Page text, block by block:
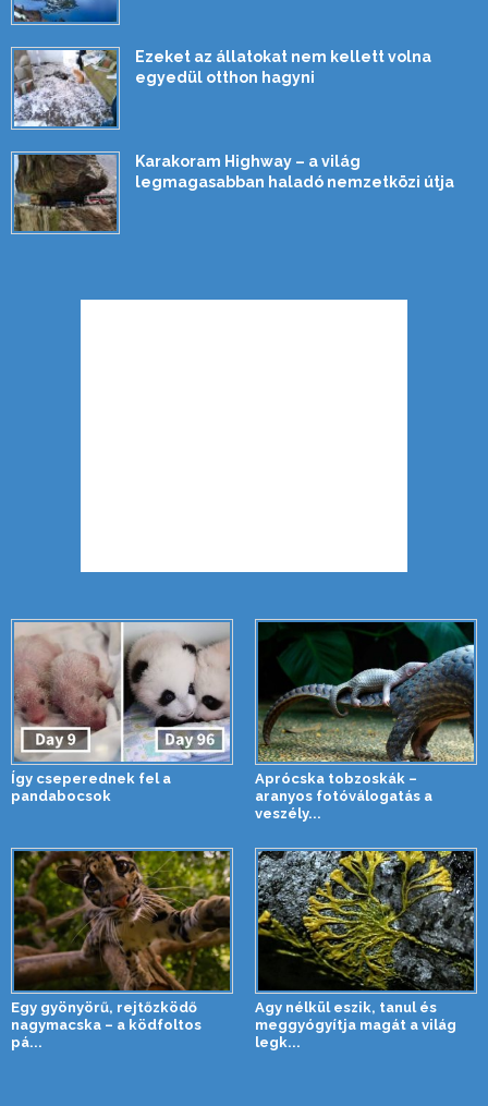
Ezeket az állatokat nem kellett volna
egyedül otthon hagyni
Karakoram Highway – a világ
legmagasabban haladó nemzetközi útja
Így cseperednek fel a
pandabocsok
Aprócska tobzoskák –
aranyos fotóválogatás a
veszély...
Egy gyönyörű, rejtőzködő
nagymacska – a ködfoltos
pá...
Agy nélkül eszik, tanul és
meggyógyítja magát a világ
legk...